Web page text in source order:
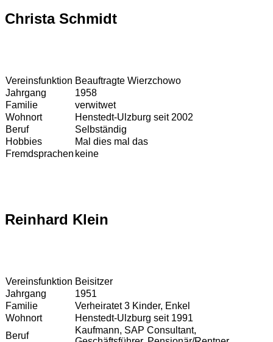
Christa Schmidt
Vereinsfunktion Beauftragte Wierzchowo
Jahrgang
1958
Familie
verwitwet
Wohnort
Henstedt-Ulzburg seit 2002
Beruf
Selbständig
Hobbies
Mal dies mal das
Fremdsprachen keine
Reinhard Klein
Vereinsfunktion Beisitzer
Jahrgang
1951
Familie
Verheiratet 3 Kinder, Enkel
Wohnort
Henstedt-Ulzburg seit 1991
Beruf
Kaufmann, SAP Consultant,